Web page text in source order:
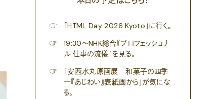
☞
「HTML Day 2026 Kyoto」に行く。
☞
19:30〜NHK総合『プロフェッショナ
ル 仕事の流儀』を見る。
☞
「安西水丸原画展 和菓子の四季
―『あじわい』表紙画から」が気にな
る。